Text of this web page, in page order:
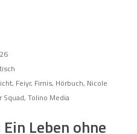
, Feiyr, Firnis, Hörbuch, Nicole
Squad, Tolino Media
Leben ohne